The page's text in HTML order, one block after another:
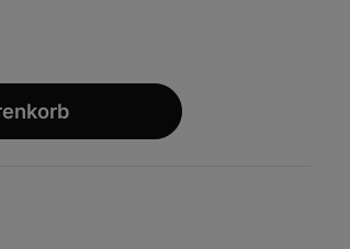
ein oder benutze